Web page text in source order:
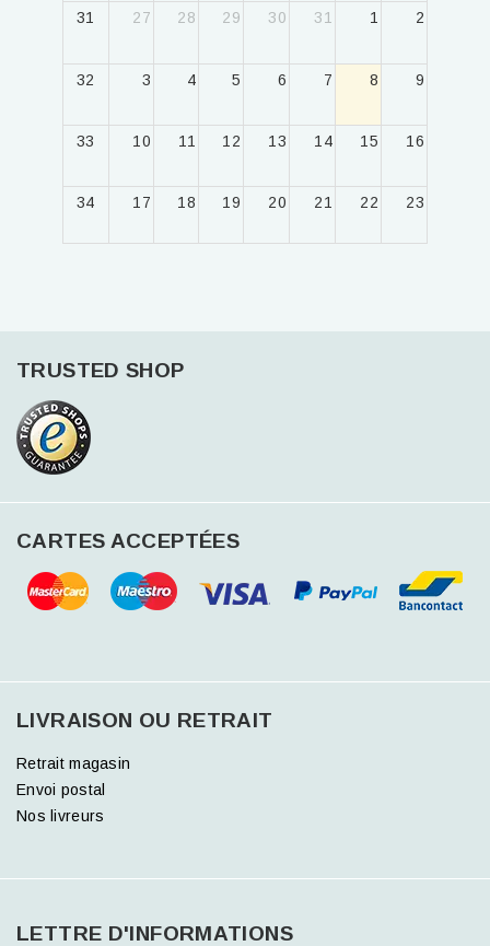
31
27 28 29 30 31 1 2
32 3 4 5 6 7 8 9
33 10 11 12 13 14 15 16
34 17 18 19 20 21 22 23
TRUSTED SHOP
CARTES ACCEPTÉES
LIVRAISON OU RETRAIT
Retrait magasin
Envoi postal
Nos livreurs
LETTRE D'INFORMATIONS